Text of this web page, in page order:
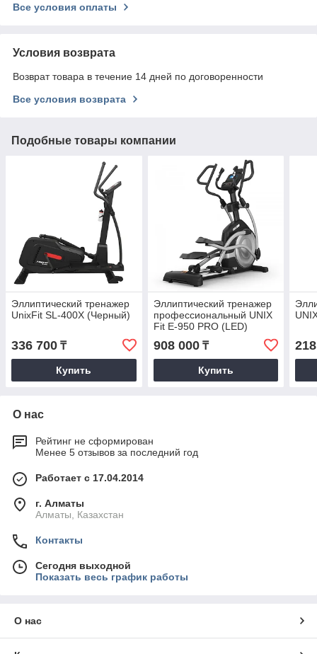
Все условия оплаты
Условия возврата
Возврат товара в течение 14 дней по договоренности
Все условия возврата
Подобные товары компании
Эллиптический тренажер
UnixFit SL-400X (Черный)
336 700 ₸
Купить
Эллиптический тренажер
профессиональный UNIX
Fit E-950 PRO (LED)
908 000₸
Купить
О нас
Рейтинг не сформирован
Менее 5 отзывов за последний год
Работает с 17.04.2014
г. Алматы
Алматы, Казахстан
Контакты
Сегодня выходной
Показать весь график работы
О нас